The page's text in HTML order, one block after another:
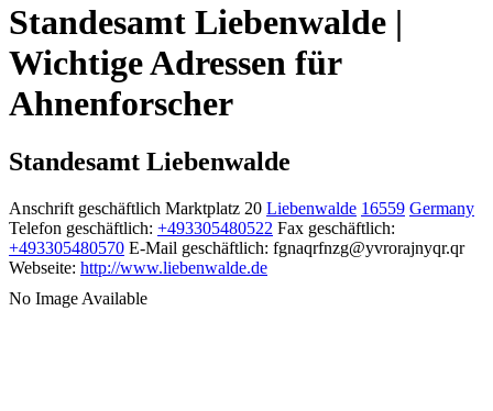
Standesamt Liebenwalde |
Wichtige Adressen für
Ahnenforscher
Standesamt Liebenwalde
Anschrift geschäftlich Marktplatz 20 Liebenwalde 16559 Germany
Telefon geschäftlich: +493305480522 Fax geschäftlich:
+493305480570 E-Mail geschäftlich: fgnaqrfnzg@yvrorajnyqr.qr
Webseite: http://www.liebenwalde.de
No Image Available